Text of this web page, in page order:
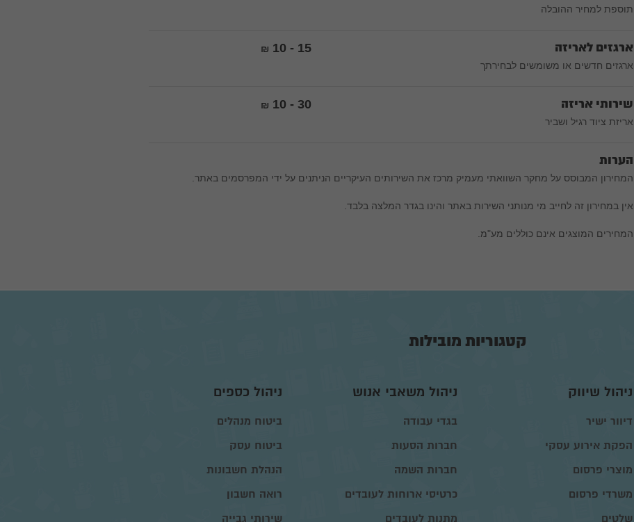
תוספת למחיר ההובלה
ארגזים לאריזה
ארגזים חדשים או משומשים לבחירתך
₪ 10 - 15
שירותי אריזה
אריזת ציוד רגיל ושביר
₪ 10 - 30
הערות
המחירון המבוסס על מחקר השוואתי מעמיק מרכז את השירותים העיקריים הניתנים על ידי המפרסמים באתר.
אין במחירון זה לחייב מי מנותני השירות באתר והינו בגדר המלצה בלבד.‎
המחירים המוצגים אינם כוללים מע"מ.
קטגוריות מובילות
ניהול שיווק
דיוור ישיר
הפקת אירוע עסקי
מוצרי פרסום
משרדי פרסום
שלטים
ניהול משאבי אנוש
בגדי עבודה
חברות הסעות
חברות השמה
כרטיסי ארוחות לעובדים
מתנות לעובדים
ניהול כספים
ביטוח מנהלים
ביטוח עסק
הנהלת חשבונות
רואה חשבון
שירותי גבייה